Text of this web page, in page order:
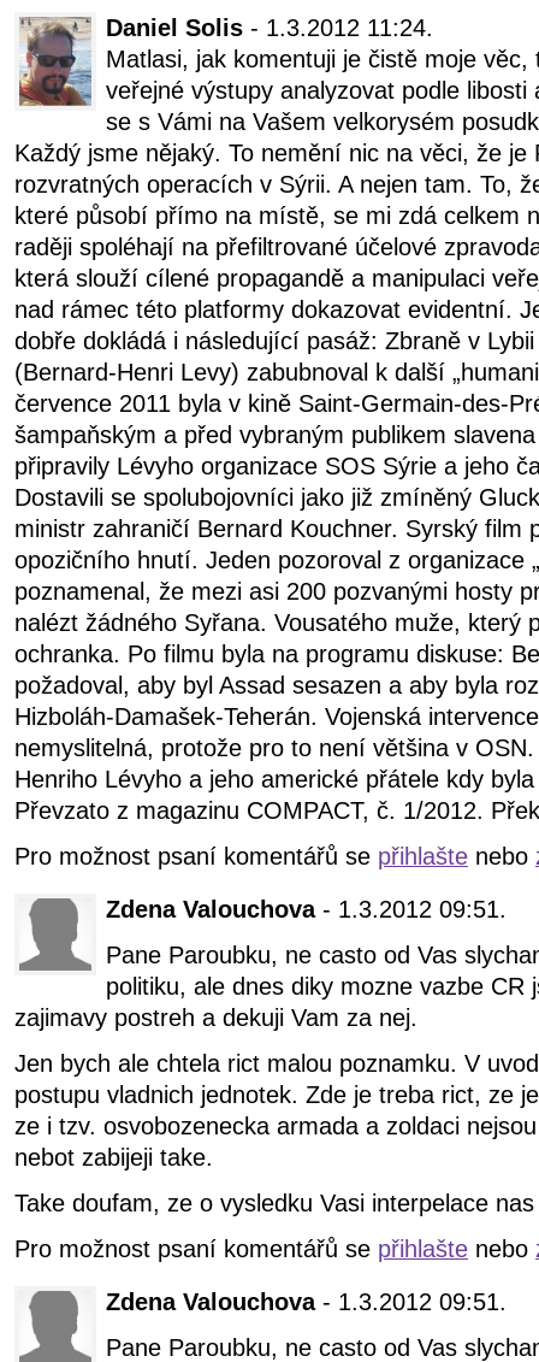
Daniel Solis - 1.3.2012 11:24.
Matlasi, jak komentuji je čistě moje
veřejné výstupy analyzovat podle libosti
se s Vámi na Vašem velkorysém
Každý jsme nějaký. To nemění nic na věci, že je
rozvratných operacích v Sýrii. A nejen tam. To,
které působí přímo na místě, se mi zdá celkem
raději spoléhají na přefiltrované účelové
která slouží cílené propagandě a manipulaci
nad rámec této platformy dokazovat evidentní.
dobře dokládá i následující pasáž: Zbraně v
(Bernard-Henri Levy) zabubnoval k další
července 2011 byla v kině Saint-Germain-des-
šampaňským a před vybraným publikem
připravily Lévyho organizace SOS Sýrie a jeho
Dostavili se spolubojovníci jako již zmíněný
ministr zahraničí Bernard Kouchner. Syrský film
opozičního hnutí. Jeden pozoroval z organizace
poznamenal, že mezi asi 200 pozvanými hosty
nalézt žádného Syřana. Vousatého muže, který
ochranka. Po filmu byla na programu diskuse:
požadoval, aby byl Assad sesazen a aby byla
Hizboláh-Damašek-Teherán. Vojenská
nemyslitelná, protože pro to není většina v
Henriho Lévyho a jeho americké přátele kdy
Převzato z magazinu COMPACT, č. 1/2012.
Pro možnost psaní komentářů se přihlašte nebo
Zdena Valouchova- 1.3.2012 09:51.
Pane Paroubku, ne casto od Vas
politiku, ale dnes diky mozne vazbe CR
zajimavy postreh a dekuji Vam za nej.
Jen bych ale chtela rict malou poznamku. V
postupu vladnich jednotek. Zde je treba rict, ze
ze i tzv. osvobozenecka armada a zoldaci
nebot zabijeji take.
Take doufam, ze o vysledku Vasi interpelace
Pro možnost psaní komentářů se přihlašte nebo
Zdena Valouchova- 1.3.2012 09:51.
Pane Paroubku, ne casto od Vas